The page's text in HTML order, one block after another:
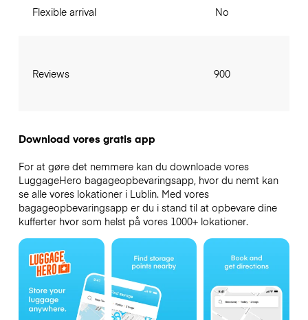
Flexible arrival
Reviews
No
900
Download vores gratis app
For at gøre det nemmere kan du downloade vores
LuggageHero bagageopbevaringsapp, hvor du nemt kan
se alle vores lokationer i Lublin. Med vores
bagageopbevaringsapp er du i stand til at opbevare dine
kufferter hvor som helst på vores 1000+ lokationer.